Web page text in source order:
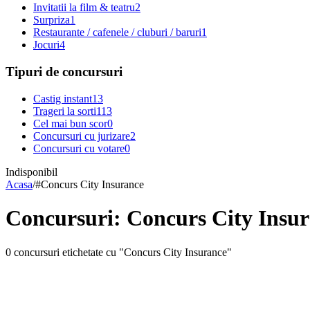
Invitatii la film & teatru2
Surpriza1
Restaurante / cafenele / cluburi / baruri1
Jocuri4
Tipuri de concursuri
Castig instant13
Trageri la sorti113
Cel mai bun scor0
Concursuri cu jurizare2
Concursuri cu votare0
Indisponibil
Acasa/#Concurs City Insurance
Concursuri: Concurs City
0 concursuri etichetate cu "Concurs City Insurance"